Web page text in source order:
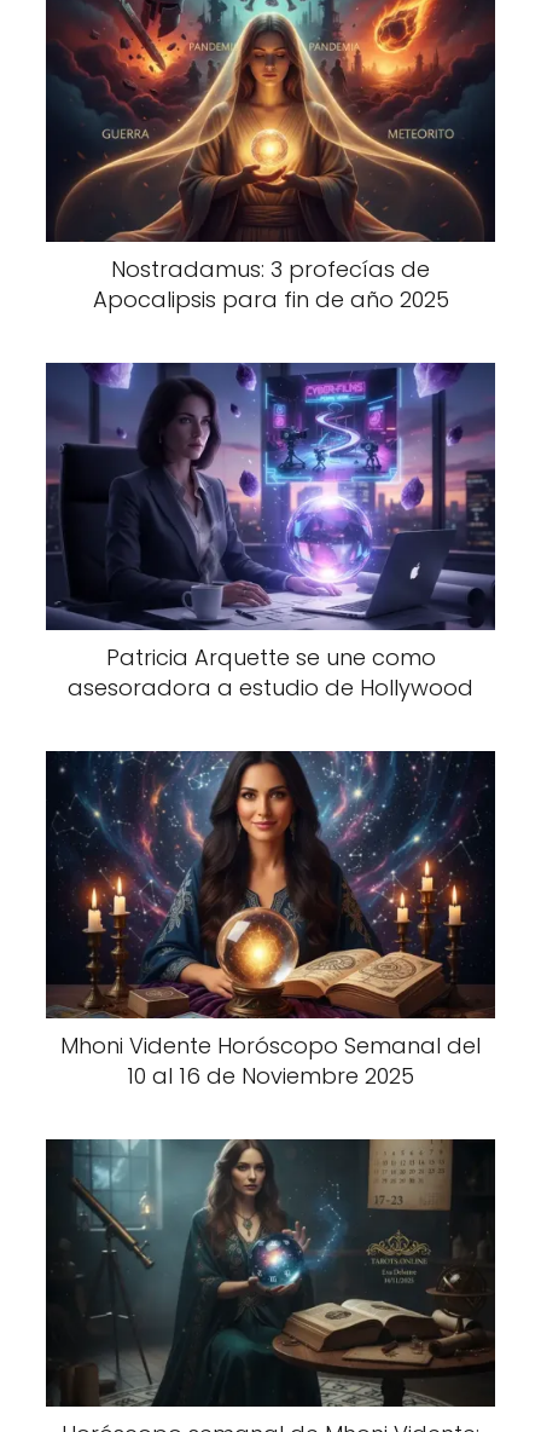
Nostradamus: 3 profecías de
Apocalipsis para fin de año 2025
Patricia Arquette se une como
asesoradora a estudio de Hollywood
Mhoni Vidente Horóscopo Semanal del
10 al 16 de Noviembre 2025